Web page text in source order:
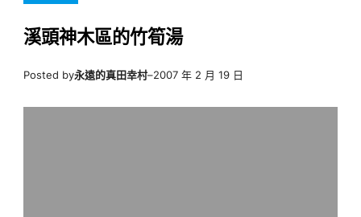
溪頭神木區的竹筍湯
Posted by永遠的真田幸村–2007 年 2 月 19 日